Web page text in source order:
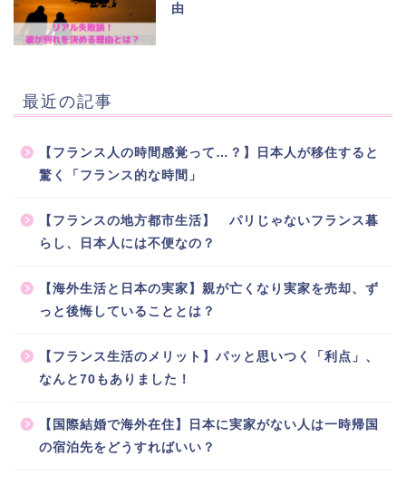
由
最近の記事
【フランス人の時間感覚って…？】日本人が移住すると
驚く「フランス的な時間」
【フランスの地方都市生活】 パリじゃないフランス暮
らし、日本人には不便なの？
【海外生活と日本の実家】親が亡くなり実家を売却、ず
っと後悔していることとは？
【フランス生活のメリット】パッと思いつく「利点」、
なんと70もありました！
【国際結婚で海外在住】日本に実家がない人は一時帰国
の宿泊先をどうすればいい？